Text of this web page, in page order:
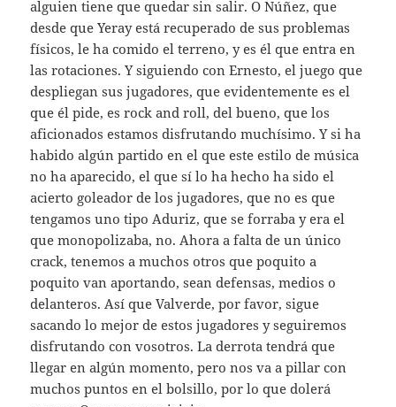
alguien tiene que quedar sin salir. O Núñez, que
desde que Yeray está recuperado de sus problemas
físicos, le ha comido el terreno, y es él que entra en
las rotaciones. Y siguiendo con Ernesto, el juego que
despliegan sus jugadores, que evidentemente es el
que él pide, es rock and roll, del bueno, que los
aficionados estamos disfrutando muchísimo. Y si ha
habido algún partido en el que este estilo de música
no ha aparecido, el que sí lo ha hecho ha sido el
acierto goleador de los jugadores, que no es que
tengamos uno tipo Aduriz, que se forraba y era el
que monopolizaba, no. Ahora a falta de un único
crack, tenemos a muchos otros que poquito a
poquito van aportando, sean defensas, medios o
delanteros. Así que Valverde, por favor, sigue
sacando lo mejor de estos jugadores y seguiremos
disfrutando con vosotros. La derrota tendrá que
llegar en algún momento, pero nos va a pillar con
muchos puntos en el bolsillo, por lo que dolerá